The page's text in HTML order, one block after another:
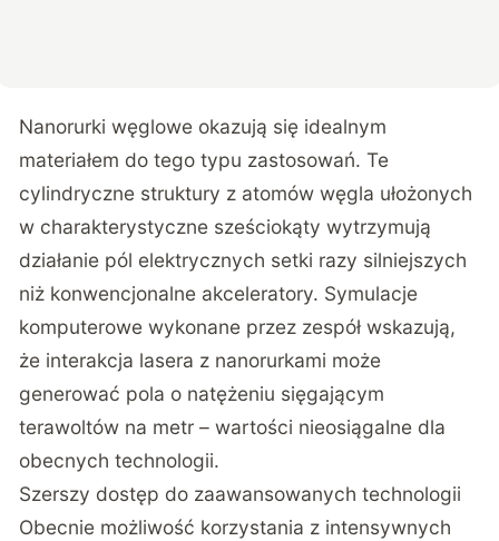
Nanorurki węglowe okazują się idealnym
materiałem do tego typu zastosowań. Te
cylindryczne struktury z atomów węgla ułożonych
w charakterystyczne sześciokąty wytrzymują
działanie pól elektrycznych setki razy silniejszych
niż konwencjonalne akceleratory. Symulacje
komputerowe wykonane przez zespół wskazują,
że interakcja lasera z nanorurkami może
generować pola o natężeniu sięgającym
terawoltów na metr – wartości nieosiągalne dla
obecnych technologii.
Szerszy dostęp do zaawansowanych technologii
Obecnie możliwość korzystania z intensywnych